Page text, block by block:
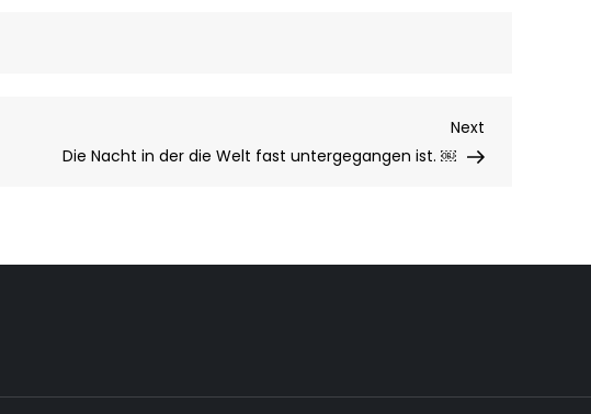
Post
Next
Die Nacht in der die Welt fast untergegangen ist. ￼